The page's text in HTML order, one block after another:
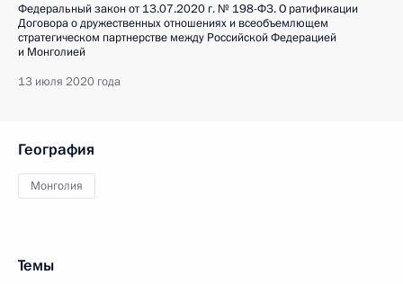
Федеральный закон от 13.07.2020 г. № 198-ФЗ. О ратификации
Договора о дружественных отношениях и всеобъемлющем
стратегическом партнерстве между Российской Федерацией
и Монголией
13 июля 2020 года
География
Монголия
Темы